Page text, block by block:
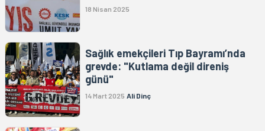
18 Nisan 2025
Sağlık emekçileri Tıp Bayramı’nda
grevde: "Kutlama değil direniş
günü"
14 Mart 2025 Ali Dinç